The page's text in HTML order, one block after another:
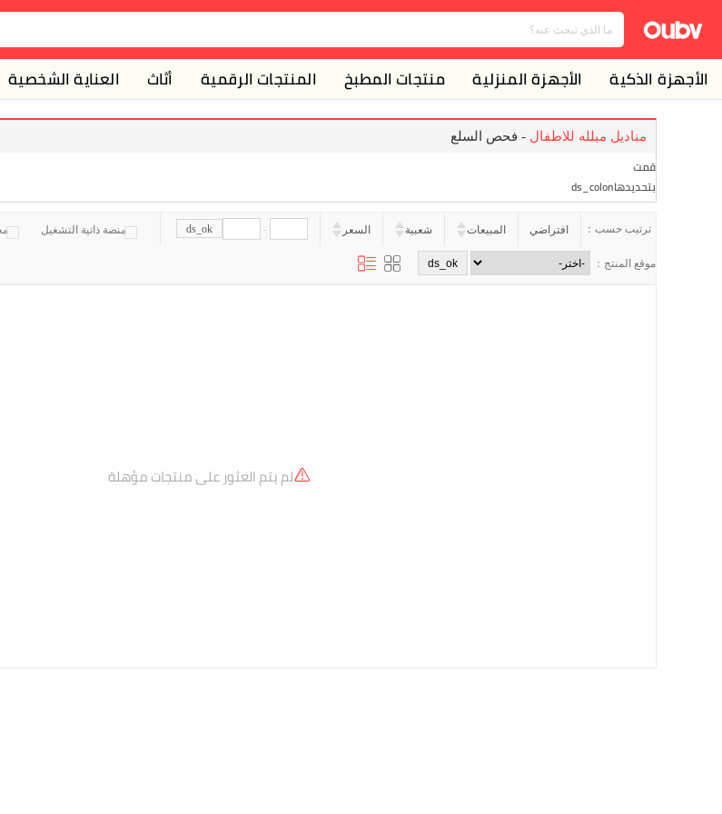
الأجهزة الذكية الأجهزة المنزلية منتجات المطبخ المنتجات الرقمية أثاث العناية الشخصية
مناديل مبلله للاطفال - فحص السلع
قمت
بتحديدهاds_colon
ترتيب حسب： افتراضي المبيعات شعبية السعر -
ds_ok منصة ذاتية التشغيل
موقع المنتج：
لم يتم العثور على منتجات مؤهلة